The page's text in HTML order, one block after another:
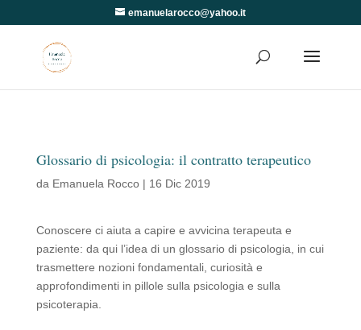
emanuelarocco@yahoo.it
Glossario di psicologia: il contratto terapeutico
da Emanuela Rocco| 16 Dic 2019
Conoscere ci aiuta a capire e avvicina terapeuta e
paziente: da qui l’idea di un glossario di psicologia, in cui
trasmettere nozioni fondamentali, curiosità e
approfondimenti in pillole sulla psicologia e sulla
psicoterapia.